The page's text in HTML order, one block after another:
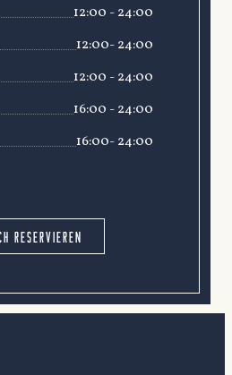
12:00 - 24:00
12:00- 24:00
12:00 - 24:00
16:00 - 24:00
16:00- 24:00
RESERVIEREN